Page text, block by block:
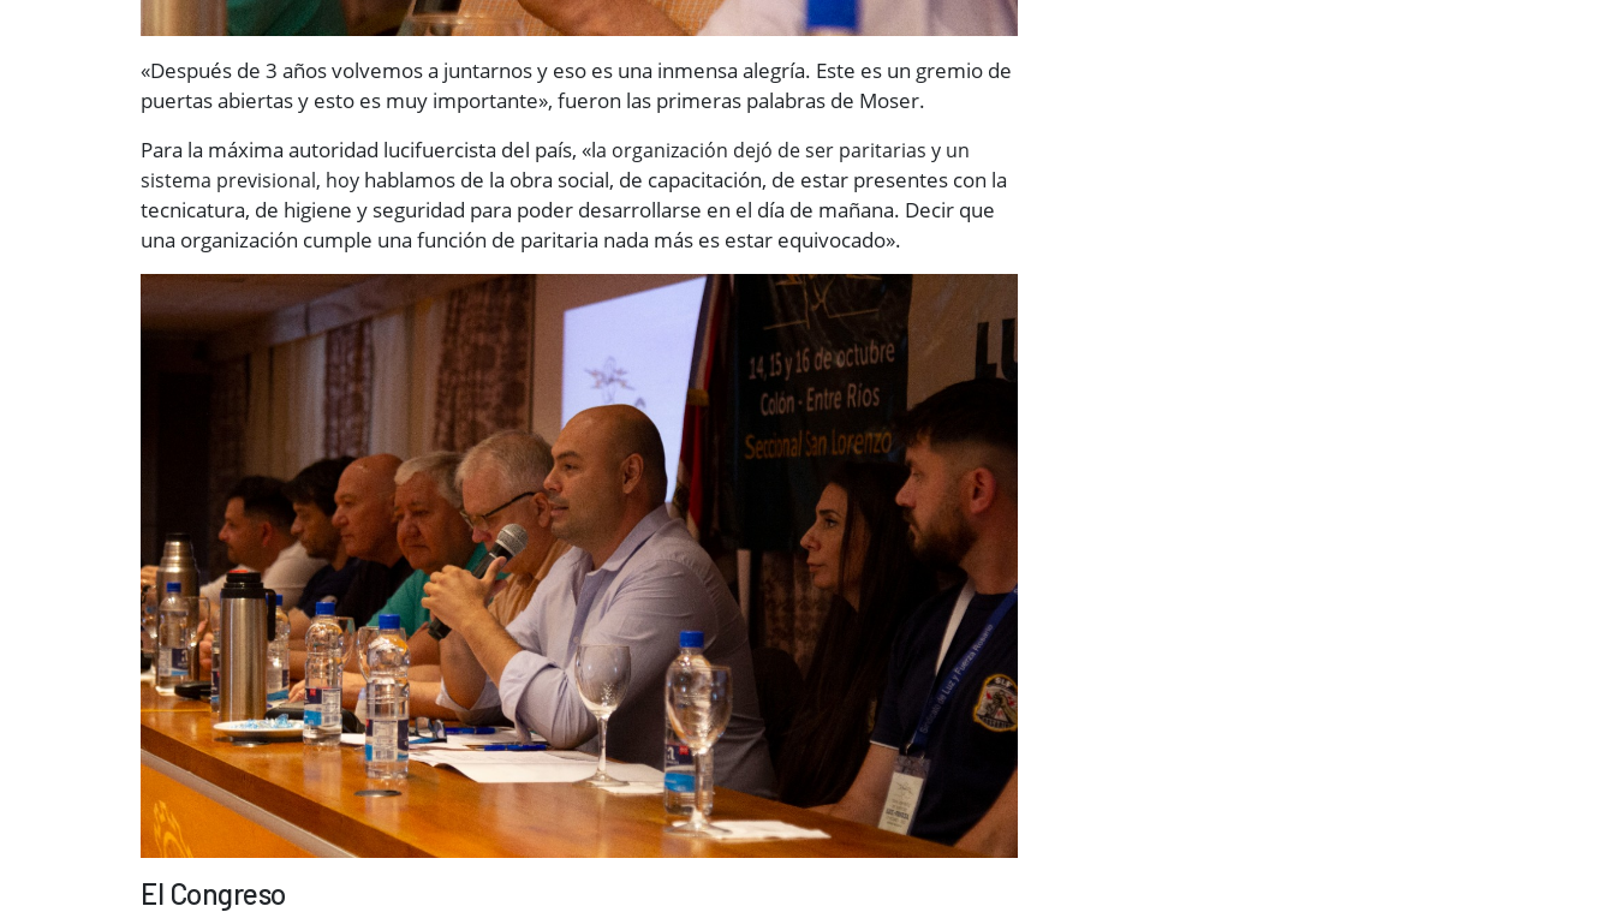
«Después de 3 años volvemos a juntarnos y eso es una inmensa alegría. Este es un gremio de
puertas abiertas y esto es muy importante», fueron las primeras palabras de Moser.
Para la máxima autoridad lucifuercista del país, «la organización dejó de ser paritarias y un
sistema previsional, hoy hablamos de la obra social, de capacitación, de estar presentes con la
tecnicatura, de higiene y seguridad para poder desarrollarse en el día de mañana. Decir que
una organización cumple una función de paritaria nada más es estar equivocado».
El Congreso